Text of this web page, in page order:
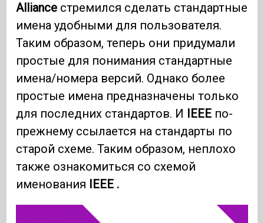
Alliance стремился сделать стандартные
имена удобными для пользователя.
Таким образом, теперь они придумали
простые для понимания стандартные
имена/номера версий. Однако более
простые имена предназначены только
для последних стандартов. И IEEE по-
прежнему ссылается на стандарты по
старой схеме. Таким образом, неплохо
также ознакомиться со схемой
именования IEEE .